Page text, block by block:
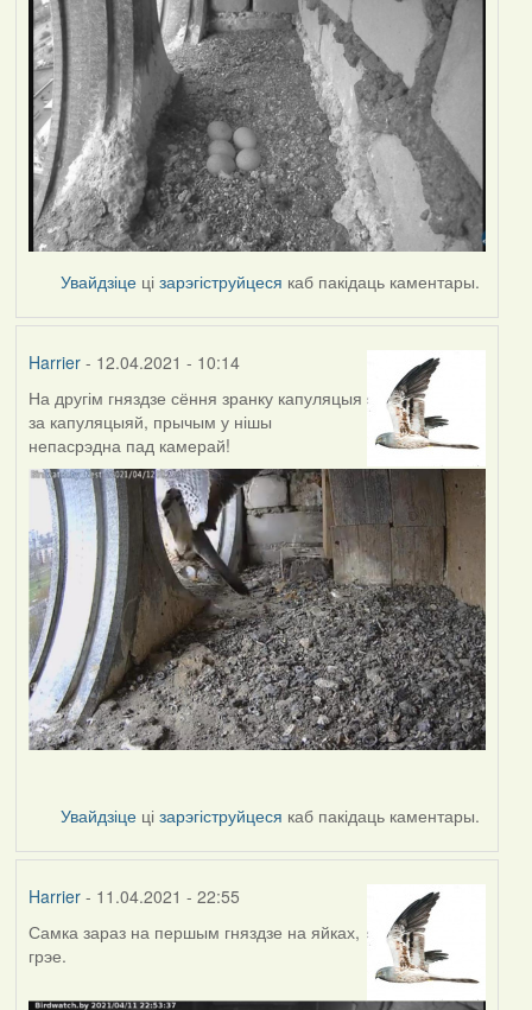
Увайдзіце цізарэгіструйцеся каб пакідаць каментары.
Harrier- 12.04.2021 - 10:14
На другім гняздзе сёння зранку капуляцыя
за капуляцыяй, прычым у нішы
непасрэдна пад камерай!
Увайдзіце цізарэгіструйцеся каб пакідаць каментары.
Harrier- 11.04.2021 - 22:55
Самка зараз на першым гняздзе на яйках,
грэе.